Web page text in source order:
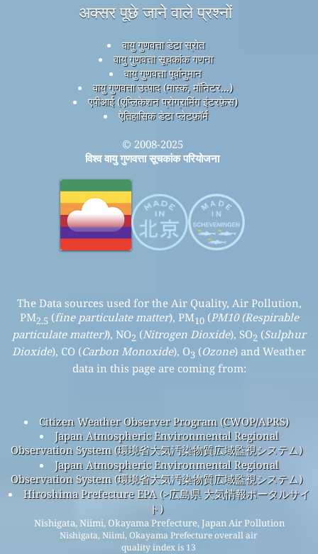
अक्सर पूछे जाने वाले प्रश्नों
वायु गुणवत्ता डेटा स्रोत
वायु गुणवत्ता सूचकांक गणना
वायु गुणवत्ता पूर्वानुमान
वायु गुणवत्ता उत्पाद (मास्क, मॉनिटर...)
एपीआई (एप्लिकेशन प्रोग्रामिंग इंटरफ़ेस)
ऐतिहासिक डेटा प्लेटफ़ॉर्म
© 2008-2025
विश्व वायु गुणवत्ता सूचकांक परियोजना
The Data sources used for the Air Quality, Air Pollution,
PM2.5 (fine particulate matter), PM10(PM10 (Respirable
particulate matter)), NO2 (Nitrogen Dioxide), SO2 (Sulphur
Dioxide), CO (Carbon Monoxide), O3 (Ozone) and Weather
data in this page are coming from:
Citizen Weather Observer Program (CWOP/APRS)
Japan Atmospheric Environmental Regional
Observation System (環境省大気汚染物質広域監視システム)
Japan Atmospheric Environmental Regional
Observation System (環境省大気汚染物質広域監視システム)
Hiroshima Prefecture EPA (>広島県 大気情報ポータルサイ
ト)
Nishigata, Niimi, Okayama Prefecture, Japan Air Pollution
Nishigata, Niimi, Okayama Prefecture overall air
quality index is 13